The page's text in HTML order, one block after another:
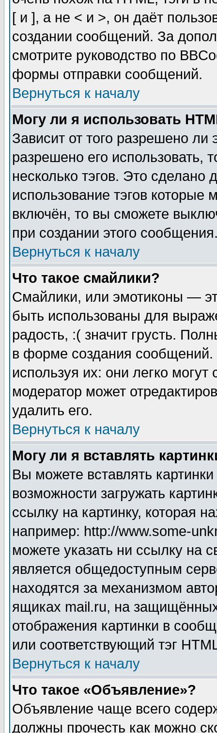
[ и ], а не < и >, он даёт
создании сообщений. За
смотрите руководство по
формы отправки сообщений.
Вернуться к началу
Могу ли я использовать
Зависит от того разрешено
разрешено его использовать,
несколько тэгов. Это сделано
использование тэгов
включён, то вы сможете
при создании этого
Вернуться к началу
Что такое смайлики?
Смайлики, или эмотиконы —
быть использованы для
радость, :( значит грусть.
в форме создания сообщений.
используя их: они легко
модератор может
удалить его.
Вернуться к началу
Могу ли я вставлять
Вы можете вставлять
возможности загружать
ссылку на картинку, которая
например: http://www.some-
можете указать ни ссылку на
является общедоступным
находятся за механизмом
ящиках mail.ru, на
отображения картинки в
или соответствующий тэг
Вернуться к началу
Что такое «Объявление»?
Объявление чаще всего
должны прочесть как можно